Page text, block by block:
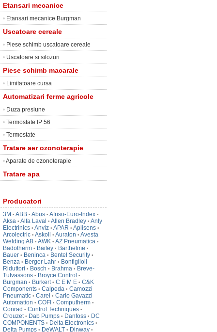
Etansari mecanice
• Etansari mecanice Burgman
Uscatoare cereale
• Piese schimb uscatoare cereale
• Uscatoare si silozuri
Piese schimb macarale
• Limitatoare cursa
Automatizari ferme agricole
• Duza presiune
• Termostate IP 56
• Termostate
Tratare aer ozonoterapie
•Aparate de ozonoterapie
Tratare apa
Producatori
3M • ABB • Abus • Afriso-Euro-Index •
Aksa • Alfa Laval • Allen Bradley • Anly
Electrinics • Anviz • APAR • Aplisens •
Arcolectric • Askoll • Auraton • Avesta
Welding AB • AWK • AZ Pneumatica •
Badotherm • Bailey • Barthelme •
Bauer • Beninca • Bentel Security •
Benza • Berger Lahr • Bonfiglioli
Riduttori • Bosch • Brahma • Breve-
Tufvassons • Broyce Control •
Burgman • Burkert • C E M E • C&K
Components • Calpeda • Camozzi
Pneumatic • Carel • Carlo Gavazzi
Automation • COFI • Computherm •
Conrad • Control Techniques •
Crouzet • Dab Pumps • Danfoss • DC
COMPONENTS • Delta Electronics •
Delta Pumps • DeWALT • Dinway •